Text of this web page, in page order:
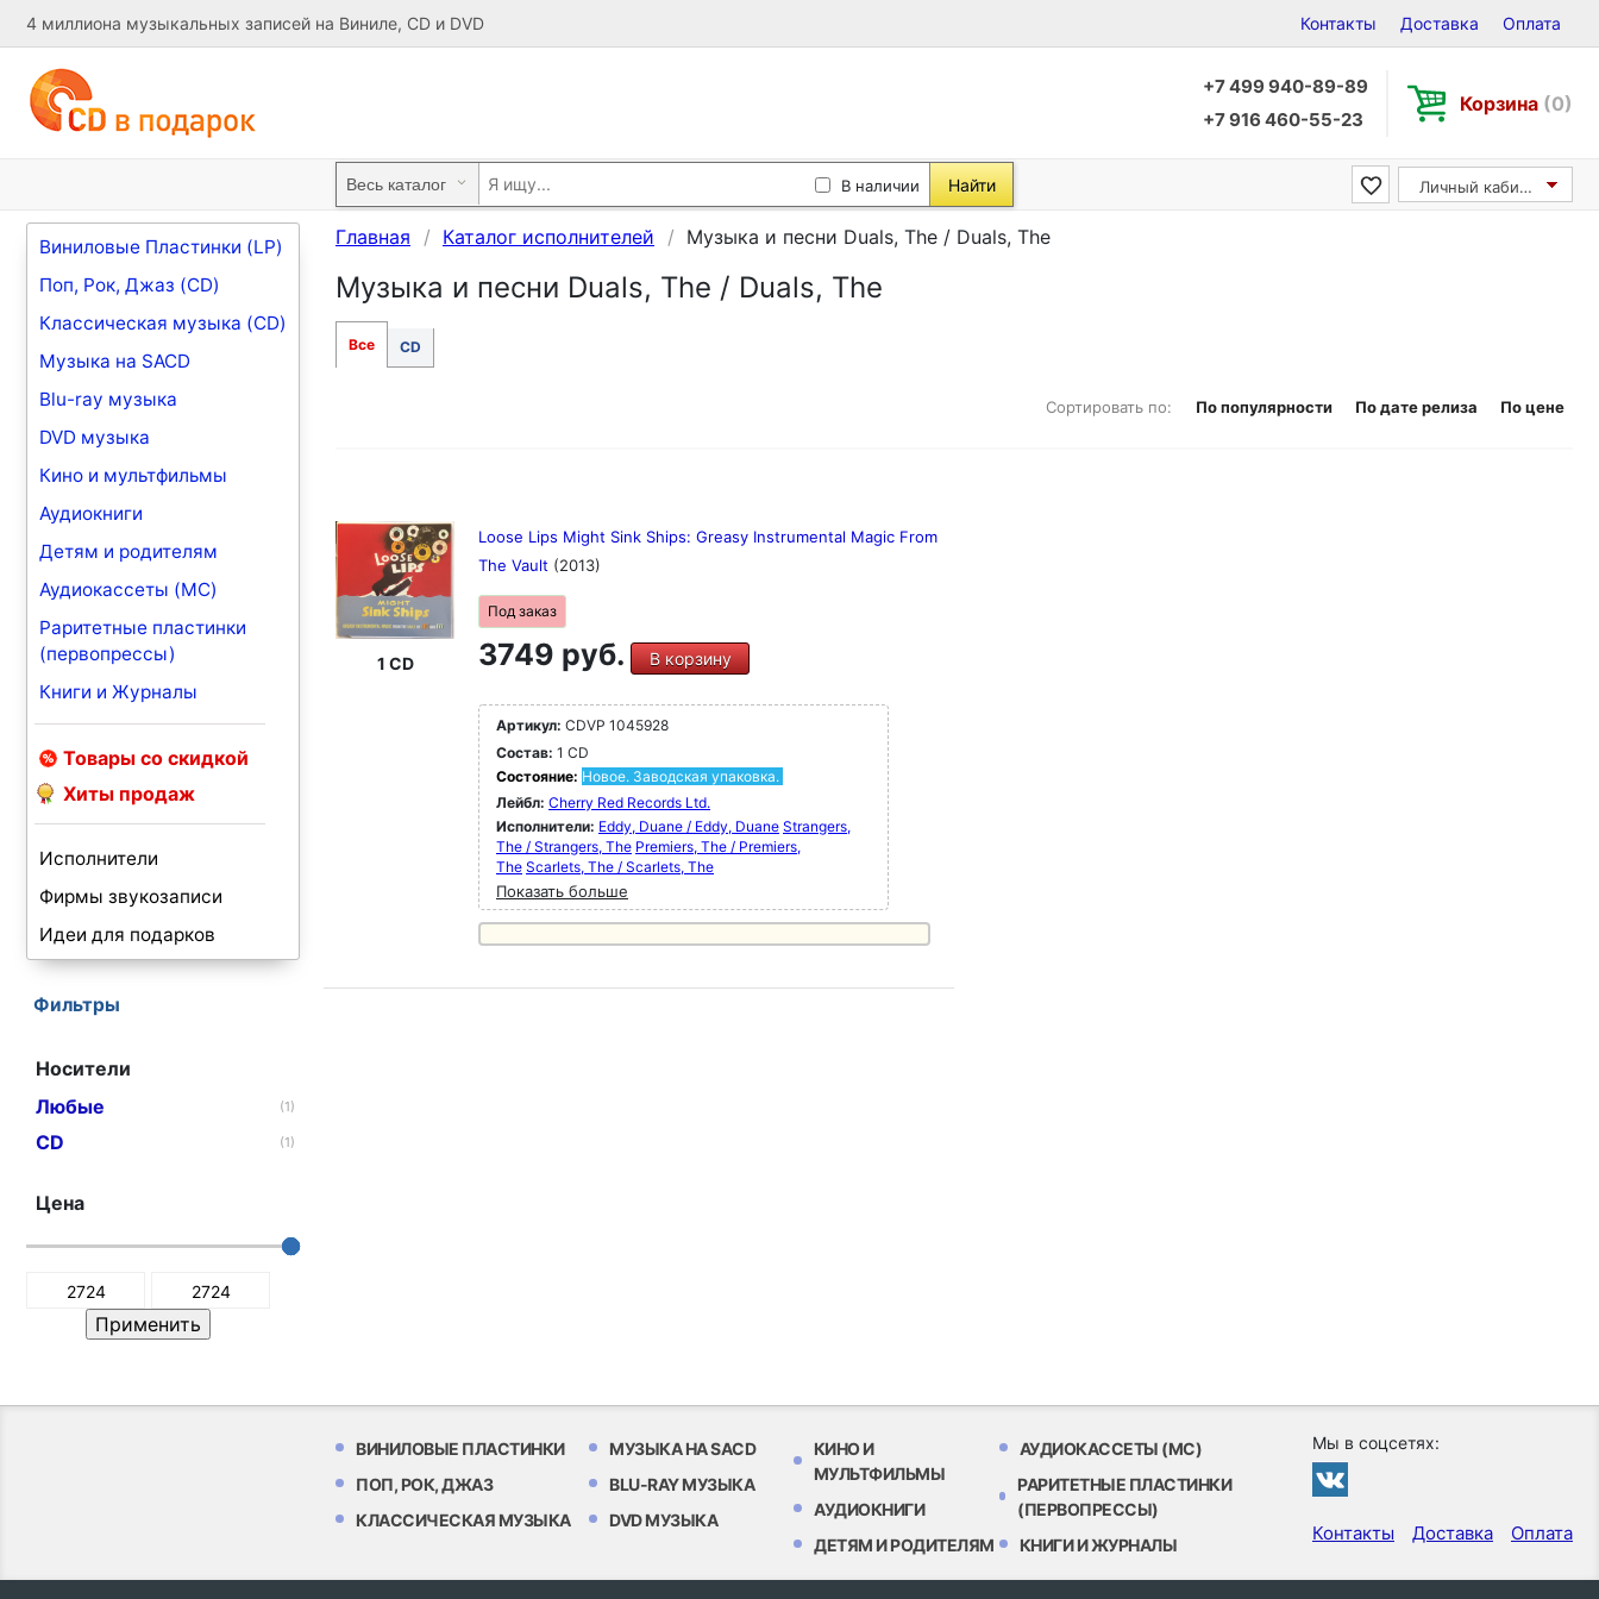
4 миллиона музыкальных записей на Виниле, CD и DVD Контакты Доставка Оплата
+7 499 940-89-89
+7 916 460-55-23
Корзина (0)
В наличии Найти Личный кабинет
Виниловые Пластинки (LP)
Поп, Рок, Джаз (CD)
Классическая музыка (CD)
Музыка на SACD
Blu-ray музыка
DVD музыка
Кино и мультфильмы
Аудиокниги
Детям и родителям
Аудиокассеты (MC)
Раритетные пластинки
(первопрессы)
Книги и Журналы
Товары со скидкой
Хиты продаж
Исполнители
Фирмы звукозаписи
Идеи для подарков
Фильтры
Носители
Любые
(1)
CD (1)
Цена
Главная Каталог исполнителей Музыка и песни Duals, The / Duals, The
Музыка и песни Duals, The / Duals, The
Все CD
Сортировать по: По популярности По дате релиза По цене
1 CD
Loose Lips Might Sink Ships: Greasy Instrumental Magic From
The Vault (2013)
Под заказ
3749 руб. В корзину
Артикул: CDVP 1045928
Состав: 1 CD
Состояние: Новое. Заводская упаковка.
Лейбл: Cherry Red Records Ltd.
Исполнители: Eddy, Duane / Eddy, Duane Strangers,
The / Strangers, The Premiers, The / Premiers,
The Scarlets, The / Scarlets, The
Показать больше
ВИНИЛОВЫЕ ПЛАСТИНКИ
ПОП, РОК, ДЖАЗ
КЛАССИЧЕСКАЯ МУЗЫКА
МУЗЫКА НА SACD
BLU-RAY МУЗЫКА
DVD МУЗЫКА
КИНО И
МУЛЬТФИЛЬМЫ
АУДИОКНИГИ
ДЕТЯМ И РОДИТЕЛЯМ
АУДИОКАССЕТЫ (MC)
РАРИТЕТНЫЕ ПЛАСТИНКИ
(ПЕРВОПРЕССЫ)
КНИГИ И ЖУРНАЛЫ
Мы в соцсетях:
Контакты Доставка Оплата